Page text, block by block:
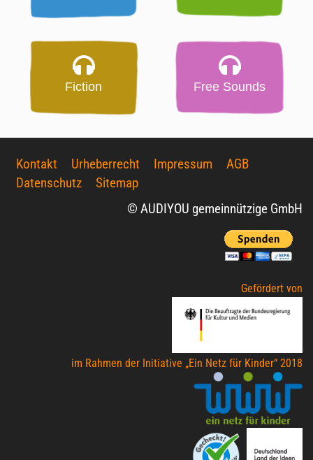
Fiction Free Sounds
Kontakt Urheberrecht Impressum
AGB
Datenschutz
Sitemap
© AUDIYOU gemeinnützige GmbH
Gefördert von
im Rahmen der Initiative „Ein Netz für Kinder“ 2018